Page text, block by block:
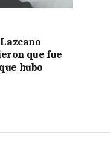
que fue
hubo